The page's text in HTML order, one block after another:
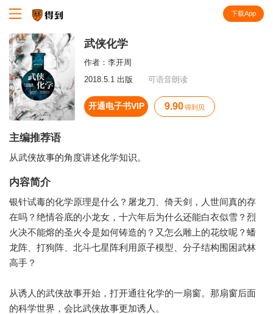
下载App
武侠化学
作者： 李开周
2018.5.1 出版
可语音朗读
开通电子书VIP 9.90 得到贝
主编推荐语
从武侠故事的角度讲述化学知识。
内容简介
银针试毒的化学原理是什么？屠龙刀、倚天剑，人世间真的存
在吗？绝情谷底的小龙女，十六年后为什么还能白衣似雪？烈
火决不能熔的圣火令是如何铸造的？又怎么雕上的花纹呢？蟠
龙阵、打狗阵、北斗七星阵利用原子模型、分子结构围困武林
高手？
从诱人的武侠故事开始，打开通往化学的一扇窗。那扇窗后面
的科学世界，会比武侠故事更加诱人。